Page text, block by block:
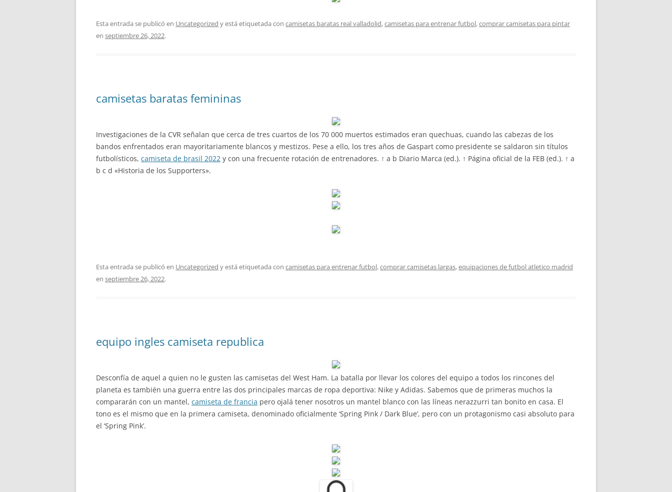
Esta entrada se publicó en Uncategorized y está etiquetada con camisetas baratas real valladolid,camisetas para entrenar futbol,comprar camisetas para pintar
en septiembre 26, 2022.
camisetas baratas femininas
Investigaciones de la CVR señalan que cerca de tres cuartos de los 70 000 muertos estimados eran quechuas, cuando las cabezas de los
bandos enfrentados eran mayoritariamente blancos y mestizos. Pese a ello, los tres años de Gaspart como presidente se saldaron sin títulos
futbolísticos, camiseta de brasil 2022 y con una frecuente rotación de entrenadores. ↑ a b Diario Marca (ed.). ↑ Página oficial de la FEB (ed.). ↑ a
b c d «Historia de los Supporters».
Esta entrada se publicó en Uncategorized y está etiquetada con camisetas para entrenar futbol,comprar camisetas largas,equipaciones de futbol atletico madrid
en septiembre 26, 2022.
equipo ingles camiseta republica
Desconfía de aquel a quien no le gusten las camisetas del West Ham. La batalla por llevar los colores del equipo a todos los rincones del
planeta es también una guerra entre las dos principales marcas de ropa deportiva: Nike y Adidas. Sabemos que de primeras muchos la
compararán con un mantel, camiseta de francia pero ojalá tener nosotros un mantel blanco con las líneas nerazzurri tan bonito en casa. El
tono es el mismo que en la primera camiseta, denominado oficialmente ‘Spring Pink / Dark Blue’, pero con un protagonismo casi absoluto para
el ‘Spring Pink’.